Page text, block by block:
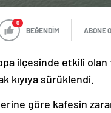
0
BEĞENDİM ABONE
ilçesinde etkili
kıyıya sürüklendi.
göre kafesin